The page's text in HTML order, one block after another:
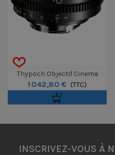
Thypoch Objectif Cinema
Simera-C 50mm T1.5 - Monture
M
1 042,80 € (TTC)
INSCRIVEZ-VOUS À